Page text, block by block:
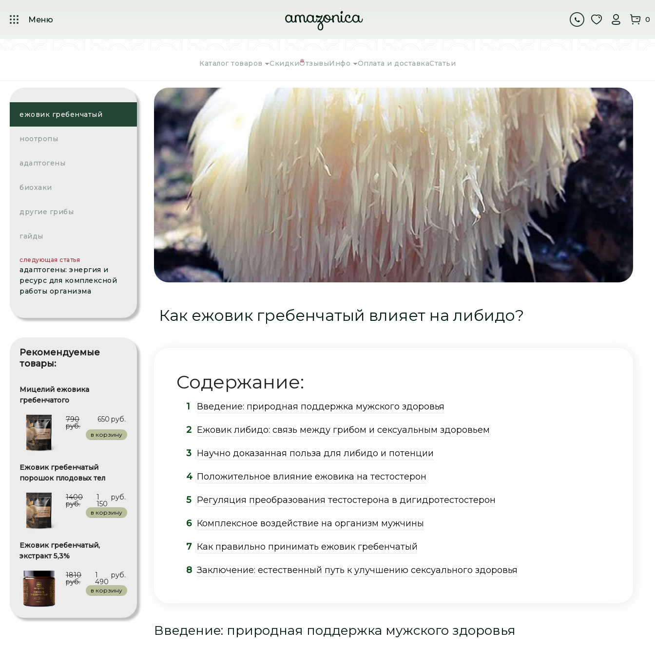
Меню 0
Каталог товаров СкидкиОтзывыИнфо Оплата и доставкаСтатьи
ежовик гребенчатый
ноотропы
адаптогены
биохаки
другие грибы
гайды
следующая статья
адаптогены: энергия и
ресурс для комплексной
работы организма
Рекомендуемые
товары:
Мицелий ежовика
гребенчатого
790
руб.
650 руб.
в корзину
Ежовик гребенчатый
порошок плодовых тел
1400
руб.
1
150
руб.
в корзину
Ежовик гребенчатый,
экстракт 5,3%
1810
руб.
1
490
руб.
в корзину
Как ежовик гребенчатый влияет на либидо?
Содержание:
Введение: природная поддержка мужского здоровья
Ежовик либидо: связь между грибом и сексуальным здоровьем
Научно доказанная польза для либидо и потенции
Положительное влияние ежовика на тестостерон
Регуляция преобразования тестостерона в дигидротестостерон
Комплексное воздействие на организм мужчины
Как правильно принимать ежовик гребенчатый
Заключение: естественный путь к улучшению сексуального здоровья
Введение: природная поддержка мужского здоровья